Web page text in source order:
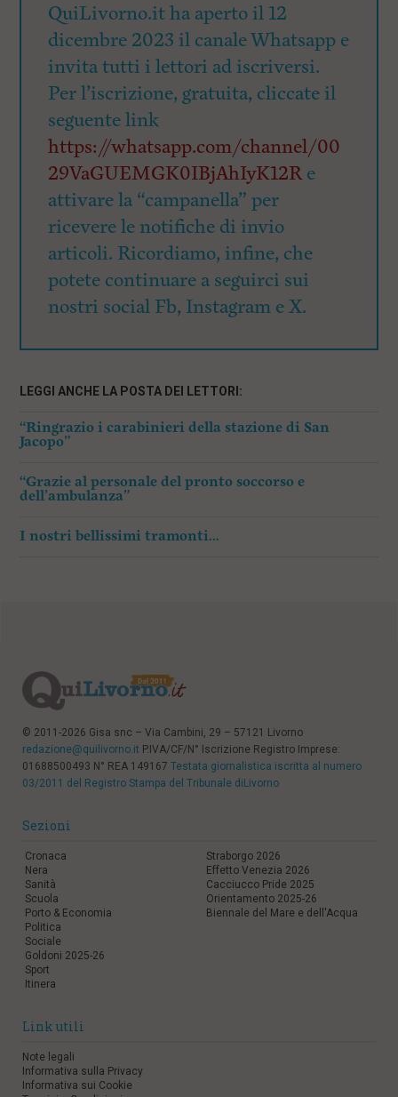
QuiLivorno.it ha aperto il 12
dicembre 2023 il canale Whatsapp e
invita tutti i lettori ad iscriversi.
Per l’iscrizione, gratuita, cliccate il
seguente link
https://whatsapp.com/channel/00
29VaGUEMGK0IBjAhIyK12Re
attivare la “campanella” per
ricevere le notifiche di invio
articoli. Ricordiamo, infine, che
potete continuare a seguirci sui
nostri social Fb, Instagram e X.
LEGGI ANCHE LA POSTA DEI LETTORI:
“Ringrazio i carabinieri della stazione di San
Jacopo”
“Grazie al personale del pronto soccorso e
dell’ambulanza”
I nostri bellissimi tramonti…
© 2011-2026 Gisa snc – Via Cambini, 29 – 57121 Livorno
redazione@quilivorno.it P.IVA/CF/N° Iscrizione Registro Imprese:
01688500493 N° REA 149167 Testata giornalistica iscritta al numero
03/2011 del Registro Stampa del Tribunale diLivorno
Sezioni
Cronaca
Nera
Sanità
Scuola
Porto & Economia
Politica
Sociale
Goldoni 2025-26
Sport
Itinera
Straborgo 2026
Effetto Venezia 2026
Cacciucco Pride 2025
Orientamento 2025-26
Biennale del Mare e dell'Acqua
Link utili
Note legali
Informativa sulla Privacy
Informativa sui Cookie